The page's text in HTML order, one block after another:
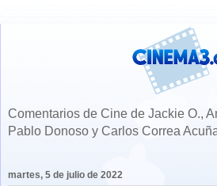
Comentarios de Cine de Jackie O.,
Pablo Donoso y Carlos Correa
martes, 5 de julio de 2022